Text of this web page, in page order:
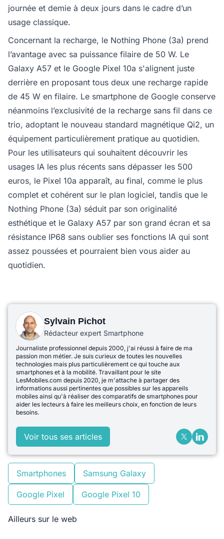
journée et demie à deux jours dans le cadre d’un
usage classique.
Concernant la recharge, le Nothing Phone (3a) prend
l’avantage avec sa puissance filaire de 50 W. Le
Galaxy A57 et le Google Pixel 10a s'alignent juste
derrière en proposant tous deux une recharge rapide
de 45 W en filaire. Le smartphone de Google conserve
néanmoins l’exclusivité de la recharge sans fil dans ce
trio, adoptant le nouveau standard magnétique Qi2, un
équipement particulièrement pratique au quotidien.
Pour les utilisateurs qui souhaitent découvrir les
usages IA les plus récents sans dépasser les 500
euros, le Pixel 10a apparaît, au final, comme le plus
complet et cohérent sur le plan logiciel, tandis que le
Nothing Phone (3a) séduit par son originalité
esthétique et le Galaxy A57 par son grand écran et sa
résistance IP68 sans oublier ses fonctions IA qui sont
assez poussées et pourraient bien vous aider au
quotidien.
Sylvain Pichot
Rédacteur expert Smartphone
Journaliste professionnel depuis 2000, j'ai réussi à faire de ma
passion mon métier. Je suis curieux de toutes les nouvelles
technologies mais plus particulièrement ce qui touche aux
smartphones et à la mobilité. Travaillant pour le site
LesMobiles.com depuis 2020, je m'attache à partager des
informations aussi pertinentes que possibles sur les appareils
mobiles ainsi qu'à réaliser des comparatifs de smartphones pour
aider les lecteurs à faire les meilleurs choix, en fonction de leurs
besoins.
Voir tous ses articles
Smartphones Samsung Galaxy
Google Pixel Google Pixel 10
Ailleurs sur le web